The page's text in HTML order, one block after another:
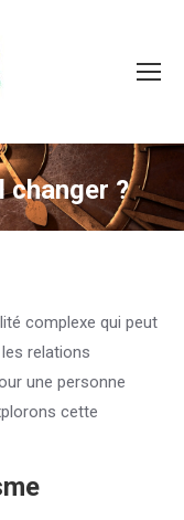
changer ?
complexe qui peut
relations
une personne
cette